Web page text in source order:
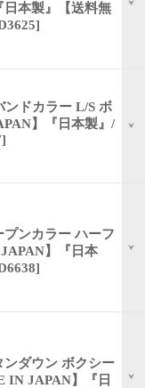
本製』【送料無
ンドカラー L/S ボ
】『日本製』/
プンカラー ハーフ
】『日本
ンダウン ボクシー
IN JAPAN】『日